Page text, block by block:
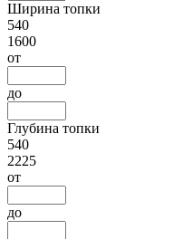
Ширина топки
540
1600
от
до
Глубина топки
540
2225
от
до